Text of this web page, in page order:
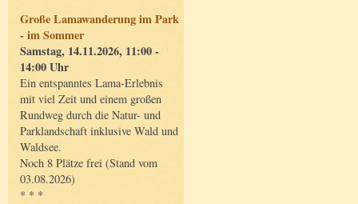
Große Lamawanderung im Park
- im Sommer
Samstag, 14.11.2026, 11:00 -
14:00 Uhr
Ein entspanntes Lama-Erlebnis
mit viel Zeit und einem großen
Rundweg durch die Natur- und
Parklandschaft inklusive Wald und
Waldsee.
Noch 8 Plätze frei (Stand vom
03.08.2026)
* * *